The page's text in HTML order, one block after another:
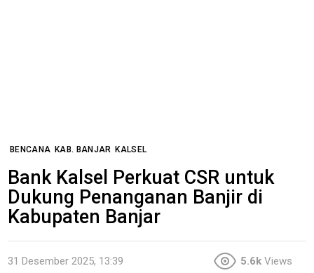
BENCANA KAB. BANJAR KALSEL
Bank Kalsel Perkuat CSR untuk
Dukung Penanganan Banjir di
Kabupaten Banjar
31 Desember 2025, 13:39 5.6k Views